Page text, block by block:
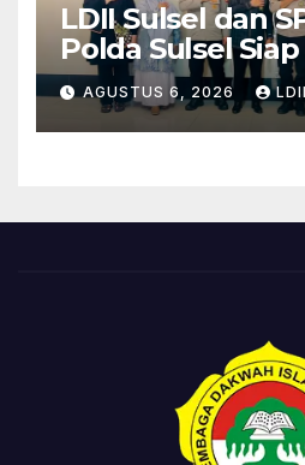
LDII Sulsel dan
Polda Sulsel
Bakti Sosial
ke-81
AGUSTUS 6, 2026